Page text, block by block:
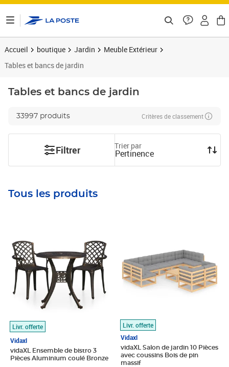
Accueil boutique Jardin
Meuble Extérieur
Tables et bancs de jardin
Tables et bancs de jardin
33997 produits Critères de classement
Filtrer Trier par
Pertinence
Tous les produits
Livr. offerte
Vidaxl
vidaXL Ensemble de bistro 3
Pièces Aluminium coulé Bronze
Livr. offerte
Vidaxl
vidaXL Salon de jardin 10 Pièces
avec coussins Bois de pin
massif